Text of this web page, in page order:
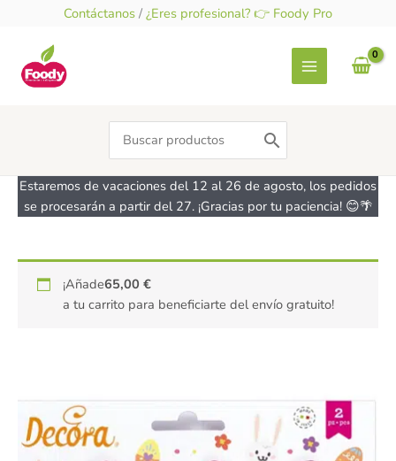
contenido
Contáctanos / ¿Eres profesional? 👉 Foody Pro
Search
for:
Estaremos de vacaciones del 12 al 26 de agosto, los pedidos
se procesarán a partir del 27. ¡Gracias por tu paciencia! 😊🌴
¡Añade65,00€
a tu carrito para beneficiarte del envío gratuito!
Set
cortadores